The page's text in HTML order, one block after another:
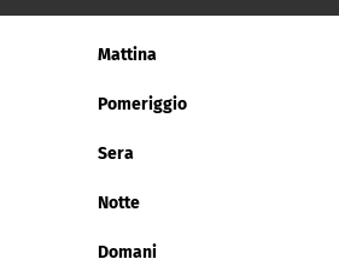
Mattina
Pomeriggio
Sera
Notte
Domani